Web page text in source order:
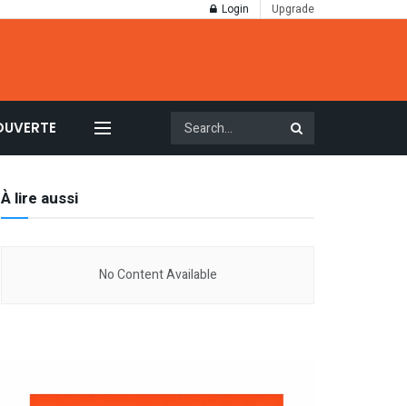
Login Upgrade
À lire aussi
No Content Available